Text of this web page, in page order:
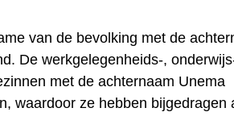
van de bevolking met de
De werkgelegenheids-,
met de achternaam Unema
waardoor ze hebben bijgedragen